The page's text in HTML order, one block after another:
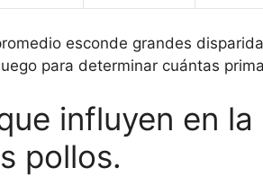
esconde grandes
para determinar cuántas
influyen en
pollos.